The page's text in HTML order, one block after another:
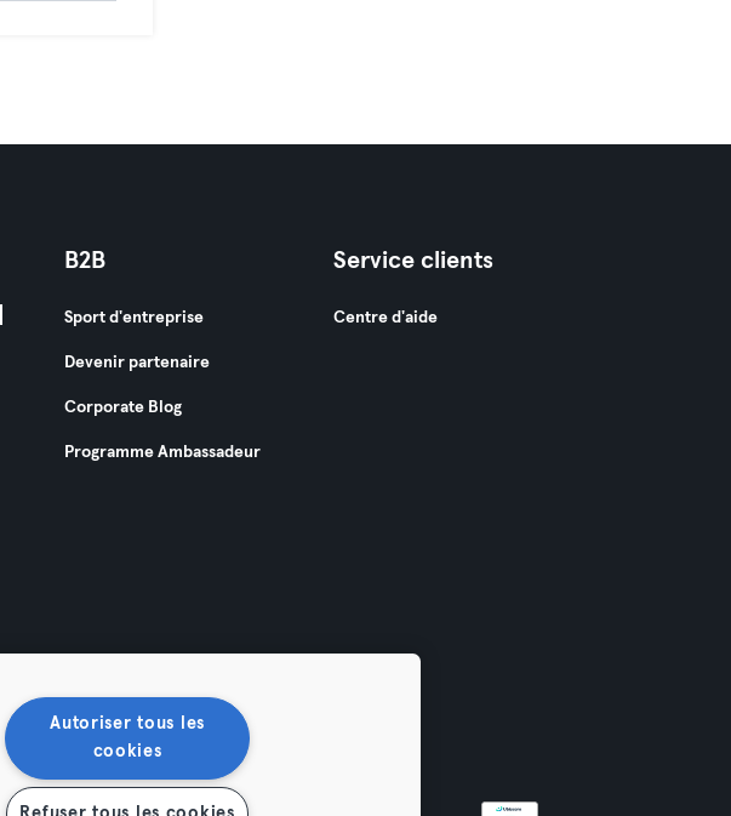
B2B
Sport d'entreprise
Devenir partenaire
Corporate Blog
Programme Ambassadeur
Service clients
Centre d'aide
Autoriser tous les
cookies